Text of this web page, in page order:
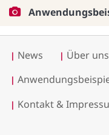
| News | Über uns
|
| Kontakt &